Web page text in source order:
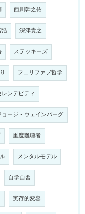
西川幹之佑
浩 深津貴之
ステッキーズ
フェリファブ哲学
ンデピティ
ョージ・ウェインバーグ
重度難聴者
メンタルモデル
自学自習
実存的変容